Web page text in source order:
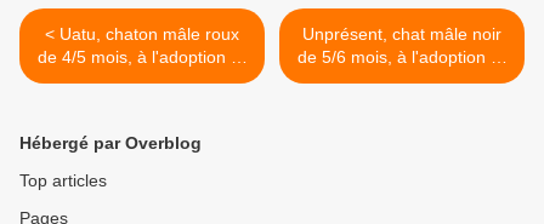
< Uatu, chaton mâle roux
de 4/5 mois, à l'adoption ->
adopté
Unprésent, chat mâle noir
de 5/6 mois, à l'adoption ->
adopté avec un bienfait >
Hébergé par Overblog
Top articles
Pages